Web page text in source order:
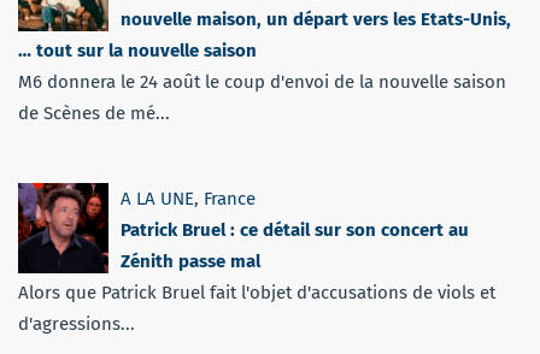
nouvelle maison, un départ vers les Etats-Unis,
… tout sur la nouvelle saison
M6 donnera le 24 août le coup d'envoi de la nouvelle saison
de Scènes de mé...
A LA UNE, France
Patrick Bruel : ce détail sur son concert au
Zénith passe mal
Alors que Patrick Bruel fait l'objet d'accusations de viols et
d'agressions...